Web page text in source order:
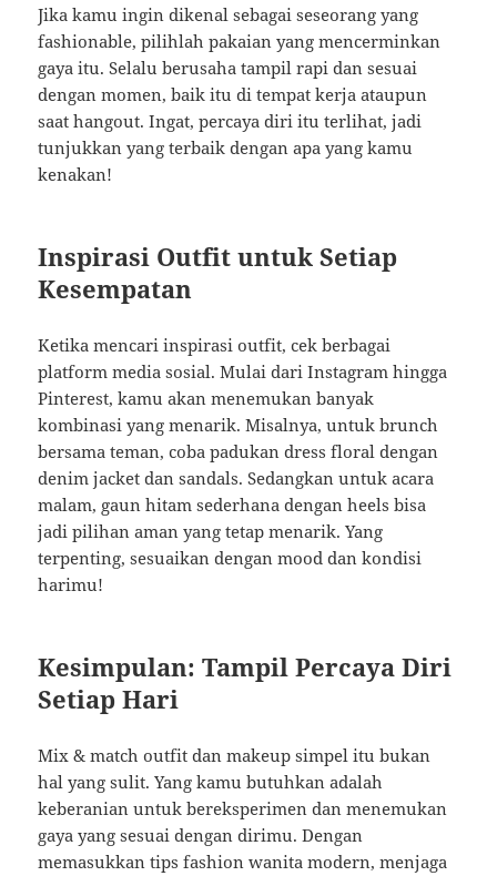
Jika kamu ingin dikenal sebagai seseorang yang
fashionable, pilihlah pakaian yang mencerminkan
gaya itu. Selalu berusaha tampil rapi dan sesuai
dengan momen, baik itu di tempat kerja ataupun
saat hangout. Ingat, percaya diri itu terlihat, jadi
tunjukkan yang terbaik dengan apa yang kamu
kenakan!
Inspirasi Outfit untuk Setiap
Kesempatan
Ketika mencari inspirasi outfit, cek berbagai
platform media sosial. Mulai dari Instagram hingga
Pinterest, kamu akan menemukan banyak
kombinasi yang menarik. Misalnya, untuk brunch
bersama teman, coba padukan dress floral dengan
denim jacket dan sandals. Sedangkan untuk acara
malam, gaun hitam sederhana dengan heels bisa
jadi pilihan aman yang tetap menarik. Yang
terpenting, sesuaikan dengan mood dan kondisi
harimu!
Kesimpulan: Tampil Percaya Diri
Setiap Hari
Mix & match outfit dan makeup simpel itu bukan
hal yang sulit. Yang kamu butuhkan adalah
keberanian untuk bereksperimen dan menemukan
gaya yang sesuai dengan dirimu. Dengan
memasukkan tips fashion wanita modern, menjaga